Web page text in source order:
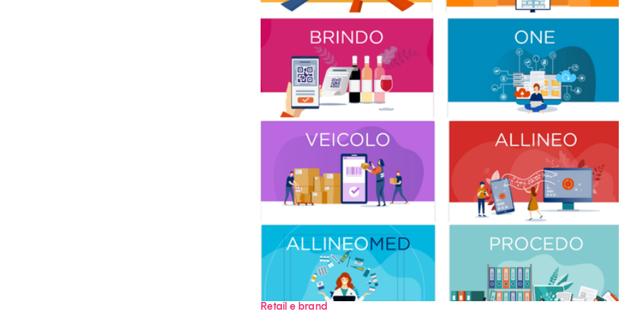
Eventi e formazione
appuntamenti
Chi siamo
Newsletter
Contatti
Tendenze è il magazine di GS1 Italy che racconta in modo
indipendente il cambiamento e le sfide del largo consumo e
GS1 Italy
Retail e brand